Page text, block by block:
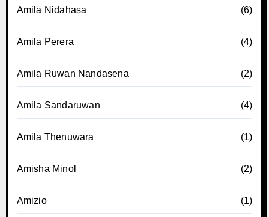
Amila Nidahasa (6)
Amila Perera (4)
Amila Ruwan Nandasena (2)
Amila Sandaruwan (4)
Amila Thenuwara (1)
Amisha Minol (2)
Amizio (1)